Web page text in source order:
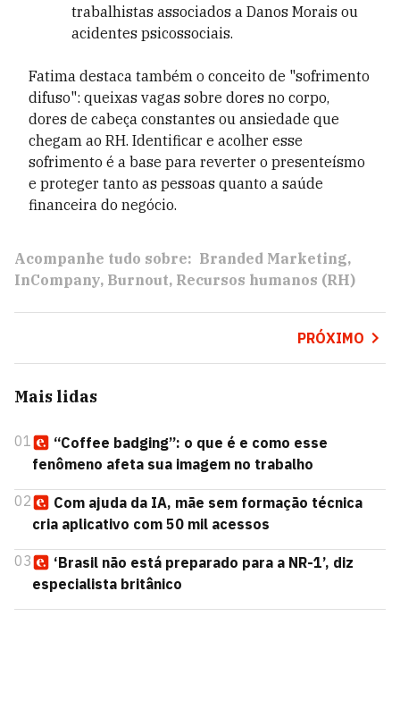
trabalhistas associados a Danos Morais ou
acidentes psicossociais.
Fatima destaca também o conceito de "sofrimento
difuso": queixas vagas sobre dores no corpo,
dores de cabeça constantes ou ansiedade que
chegam ao RH. Identificar e acolher esse
sofrimento é a base para reverter o presenteísmo
e proteger tanto as pessoas quanto a saúde
financeira do negócio.
Acompanhe tudo sobre: Branded Marketing
InCompany Burnout Recursos humanos (RH)
PRÓXIMO
Mais lidas
01
“Coffee badging”: o que é e como esse
fenômeno afeta sua imagem no trabalho
02
Com ajuda da IA, mãe sem formação técnica
cria aplicativo com 50 mil acessos
03
‘Brasil não está preparado para a NR-1’, diz
especialista britânico